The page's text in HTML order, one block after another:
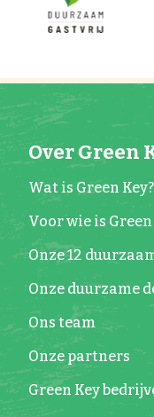
Over Green
Wat is Green Key?
Voor wie is Green
Onze 12
Onze duurzame
Ons team
Onze partners
Green Key